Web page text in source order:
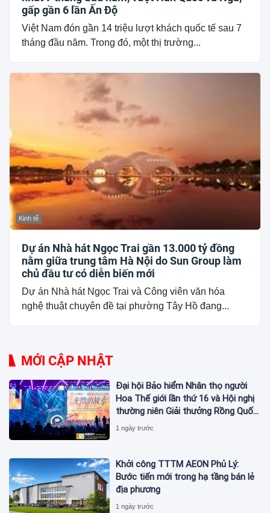
gấp gần 6 lần Ấn Độ
Việt Nam đón gần 14 triệu lượt khách quốc tế sau 7
tháng đầu năm. Trong đó, một thị trường...
Kinh tế
Dự án Nhà hát Ngọc Trai gần 13.000 tỷ đồng
nằm giữa trung tâm Hà Nội do Sun Group làm
chủ đầu tư có diễn biến mới
Dự án Nhà hát Ngọc Trai và Công viên văn hóa
nghệ thuật chuyên đề tại phường Tây Hồ đang...
MỚI CẬP NHẬT
Đại hội Bảo hiểm Nhân thọ người
Hoa Thế giới lần thứ 16 và Hội nghị
thường niên Giải thưởng Rồng Quốc
tế (IDA) 2026 được tổ chức trọng
1 ngày trước
Khởi công TTTM AEON Phủ Lý:
Bước tiến mới trong hạ tầng bán lẻ
địa phương
1 ngày trước